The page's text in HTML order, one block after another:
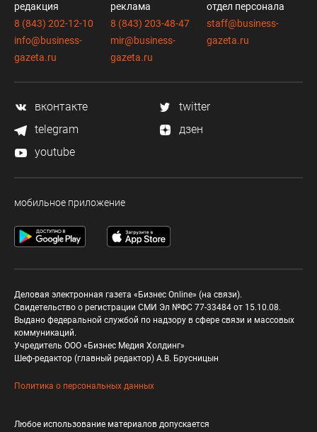
редакция
8 (843) 202-12-10
info@business-
gazeta.ru
реклама
8 (843) 203-48-47
mir@business-
gazeta.ru
отдел персонала
staff@business-
gazeta.ru
вконтакте
twitter
telegram
дзен
youtube
мобильное приложение
Деловая электронная газета «Бизнес Online» (на связи).
Свидетельство о регистрации СМИ Эл №ФС 77-33484 от 15.10.08.
Выдано федеральной службой по надзору в сфере связи и массовых
коммуникаций.
Учредитель ООО «Бизнес Медия Холдинг»
Шеф-редактор (главный редактор) А.В. Брусницын
Политика о персональных данных
Любое использование материалов допускается